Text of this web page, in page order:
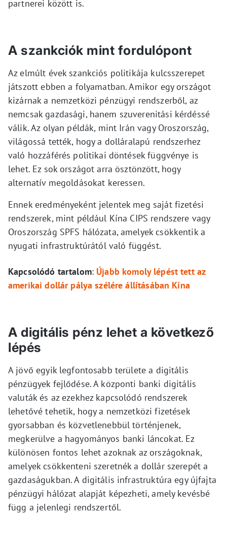
partnerei között is.
A szankciók mint fordulópont
Az elmúlt évek szankciós politikája kulcsszerepet
játszott ebben a folyamatban. Amikor egy országot
kizárnak a nemzetközi pénzügyi rendszerből, az
nemcsak gazdasági, hanem szuverenitási kérdéssé
válik. Az olyan példák, mint Irán vagy Oroszország,
világossá tették, hogy a dolláralapú rendszerhez
való hozzáférés politikai döntések függvénye is
lehet. Ez sok országot arra ösztönzött, hogy
alternatív megoldásokat keressen.
Ennek eredményeként jelentek meg saját fizetési
rendszerek, mint például Kína CIPS rendszere vagy
Oroszország SPFS hálózata, amelyek csökkentik a
nyugati infrastruktúrától való függést.
Kapcsolódó tartalom: Újabb komoly lépést tett az
amerikai dollár pálya szélére állításában Kína
A digitális pénz lehet a következő
lépés
A jövő egyik legfontosabb területe a digitális
pénzügyek fejlődése. A központi banki digitális
valuták és az ezekhez kapcsolódó rendszerek
lehetővé tehetik, hogy a nemzetközi fizetések
gyorsabban és közvetlenebbül történjenek,
megkerülve a hagyományos banki láncokat. Ez
különösen fontos lehet azoknak az országoknak,
amelyek csökkenteni szeretnék a dollár szerepét a
gazdaságukban. A digitális infrastruktúra egy újfajta
pénzügyi hálózat alapját képezheti, amely kevésbé
függ a jelenlegi rendszertől.